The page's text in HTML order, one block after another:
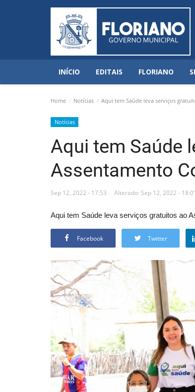
INÍCIO EDITAIS FLORIANO
Home Notícias Aqui tem Saúde leva serviços
Notícias
Aqui tem Saúde
Assentamento
Sep 12, 2022 - 17:53 Alterado: Sep 12, 2022 - 18:01
Aqui tem Saúde leva serviços gratuitos ao
Facebook Twitter